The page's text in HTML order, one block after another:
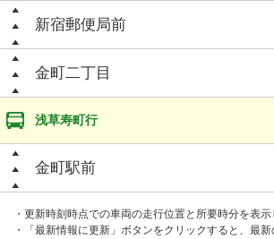
新宿郵便局前
金町二丁目
浅草寿町行
金町駅前
・更新時刻時点での車両の走行位置と所要時分を表示
・「最新情報に更新」ボタンをクリックすると、最